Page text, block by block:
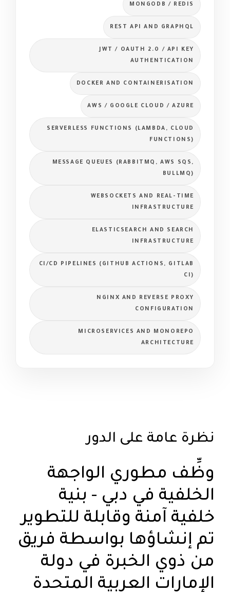
MONGODB / REDIS
REST API AND GRAPHQL
JWT / OAUTH 2.0 / API KEY
AUTHENTICATION
DOCKER AND CONTAINERISATION
AWS / GOOGLE CLOUD / AZURE
SERVERLESS FUNCTIONS (LAMBDA, CLOUD
FUNCTIONS)
MESSAGE QUEUES (RABBITMQ, AWS SQS,
BULLMQ)
WEBSOCKETS AND REAL-TIME
INFRASTRUCTURE
ELASTICSEARCH AND SEARCH
INFRASTRUCTURE
CI/CD PIPELINES (GITHUB ACTIONS, GITLAB
CI)
NGINX AND REVERSE PROXY
CONFIGURATION
MICROSERVICES AND MONOREPO
ARCHITECTURE
نظرة عامة على الدور
وظِّف مطوري الواجهة
الخلفية في دبي - بنية
خلفية آمنة وقابلة للتطوير
تم إنشاؤها بواسطة فريق
من ذوي الخبرة في دولة
الإمارات العربية المتحدة